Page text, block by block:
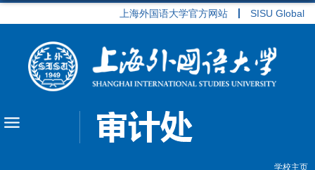
上海外国语大学官方网站 SISU Global
学校主页